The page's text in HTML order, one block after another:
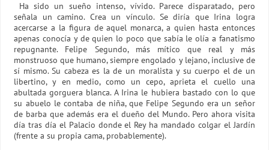
Ha sido un sueño intenso, vívido. Parece disparatado, pero
señala un camino. Crea un vínculo. Se diría que Irina logra
acercarse a la figura de aquel monarca, a quien hasta entonces
apenas conocía y de quien lo poco que sabía le olía a fanatismo
repugnante. Felipe Segundo, más mítico que real y más
monstruoso que humano, siempre engolado y lejano, inclusive de
sí mismo. Su cabeza es la de un moralista y su cuerpo el de un
libertino, y en medio, como un cepo, aprieta el cuello una
abultada gorguera blanca. A Irina le hubiera bastado con lo que
su abuelo le contaba de niña, que Felipe Segundo era un señor
de barba que además era el dueño del Mundo. Pero ahora visita
día tras día el Palacio donde el Rey ha mandado colgar el Jardín
(frente a su propia cama, probablemente).